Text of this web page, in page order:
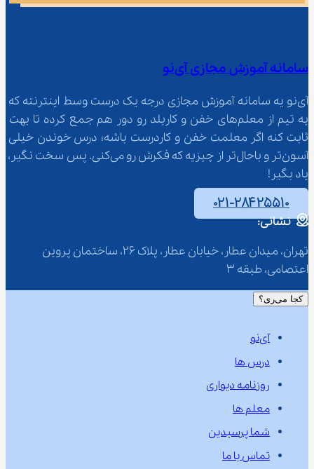
سامانه آموزش مجازی آی‌نو
آی‌نو یه سامانه آموزش مجازی درجه یک درست وسط اینترنته که
یه تیم از معلم‌‌های خفن و کاربلد رو دور هم جمع کرده تا بهت
ثابت کنه اگر معلمت خفن و کاردرست باشه؛ درس خوندن خیلی
آسون‌تر و باحال‌تر از چیزیه که فکرش رو می‌کنی. پس سخت نگیر،
یاد بگیر!
۰۲۱-۲۸۴۲۵۵۱۰
نشانی:
تهران، میدان عطار، خیابان عطار، پلاک 26، ساختمان پروین
اعتصامی، طبقه 3
کجا می‌ری؟
آی‌نو
درس ها
روزنامه دیواری
معلم ها
شما پرسیدین
تماس با ما